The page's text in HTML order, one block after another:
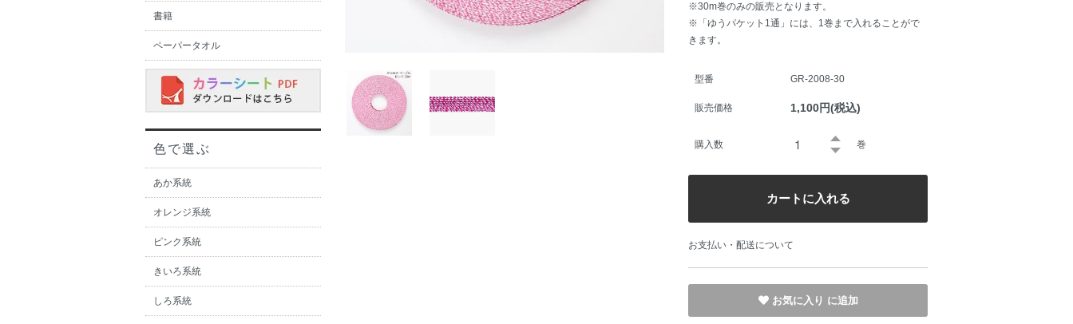
※30m巻のみの販売となります。
※「ゆうパケット1通」には、1巻まで入れることがで
きます。
型番 GR-2008-30
販売価格 1,100円(税込)
購入数 巻
お支払い・配送について
お気に入り
書籍
ペーパータオル
色で選ぶ
あか系統
オレンジ系統
ピンク系統
きいろ系統
しろ系統